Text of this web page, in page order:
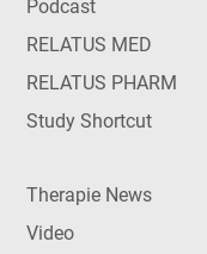
Podcast
RELATUS MED
RELATUS PHARM
Study Shortcut
Therapie News
Video